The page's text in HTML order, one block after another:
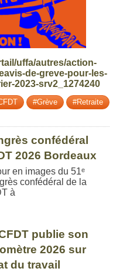
uffa/autres/action-
de-greve-pour-les-
2023-srv2_1274240
#Grève #Retraite
confédéral
2026 Bordeaux
en images du 51ᵉ
confédéral de la
à
publie son
2026 sur
du travail